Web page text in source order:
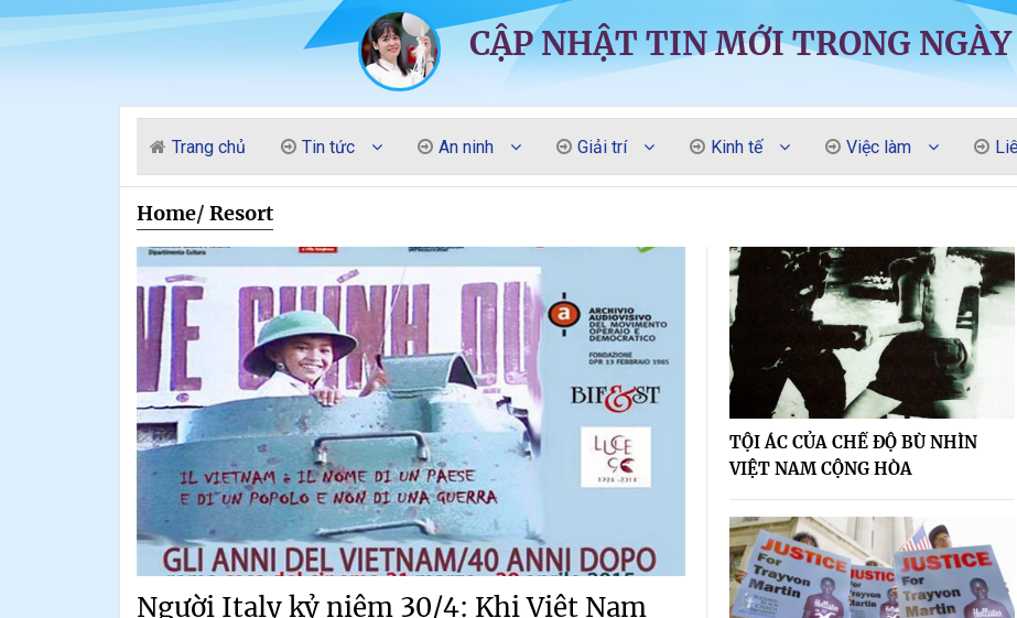
CẬP NHẬT TIN MỚI TRONG NGÀY
Trang chủ Tin tức An ninh Giải trí Kinh tế Việc làm
Home/ Resort
Người Italy kỷ niệm 30/4: Khi Việt Nam
TỘI ÁC CỦA CHẾ ĐỘ BÙ NHÌN
VIỆT NAM CỘNG HÒA